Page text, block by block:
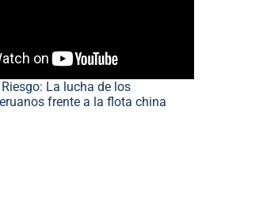
La lucha de los
frente a la flota china